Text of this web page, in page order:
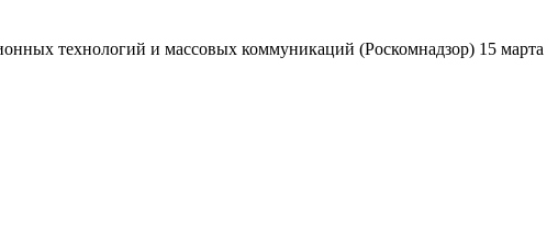
технологий и массовых коммуникаций (Роскомнадзор) 15 марта